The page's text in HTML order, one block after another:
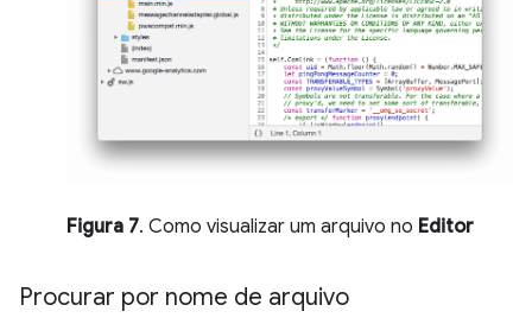
Figura 7. Como visualizar um arquivo no Editor
Procurar por nome de arquivo